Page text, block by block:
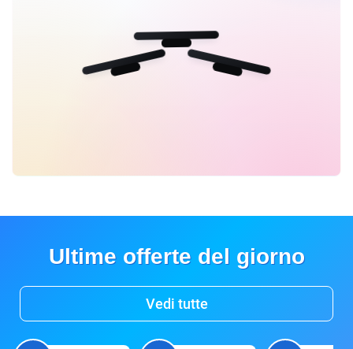
Ultime offerte del giorno
Vedi tutte